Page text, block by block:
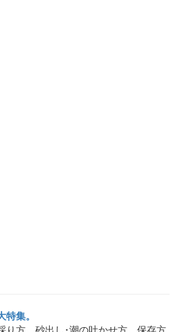
集。
方、砂出し･潮の吐かせ方、保存方